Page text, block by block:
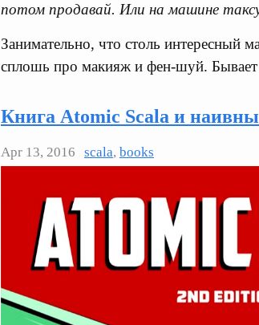
потом продавай. Или на машине
Занимательно, что столь интересный
сплошь про макияж и фен-шуй.
Книга Atomic Scala и
Apr 13, 2016 scala, books